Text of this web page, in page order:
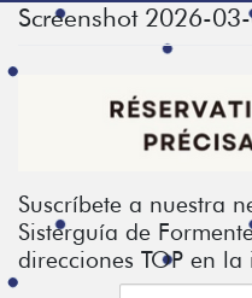
Screenshot 2026-
Suscríbete a nuestra
Sisterguía de
direcciones TOP en la